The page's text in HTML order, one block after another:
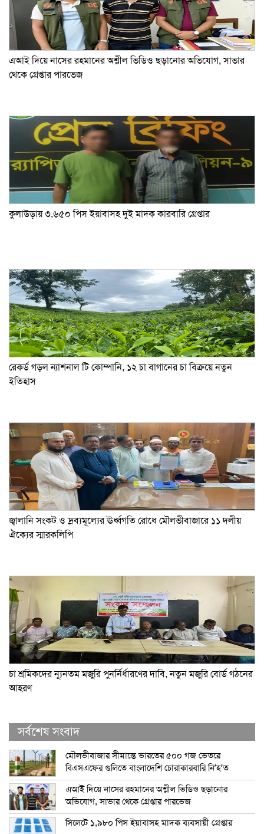
এআই দিয়ে নাসের রহমানের অশ্লীল ভিডিও ছড়ানোর অভিযোগ, সাভার
থেকে গ্রেপ্তার পারভেজ
কুলাউড়ায় ৩,৬৫০ পিস ইয়াবাসহ দুই মাদক কারবারি গ্রেপ্তার
রেকর্ড গড়ল ন্যাশনাল টি কোম্পানি, ১২ চা বাগানের চা বিক্রয়ে নতুন
ইতিহাস
জ্বালানি সংকট ও দ্রব্যমূল্যের ঊর্ধ্বগতি রোধে মৌলভীবাজারে ১১ দলীয়
ঐক্যের স্মারকলিপি
চা শ্রমিকদের ন্যূনতম মজুরি পুনর্নির্ধারণের দাবি, নতুন মজুরি বোর্ড গঠনের
আহরণ
সর্বশেষ সংবাদ
মৌলভীবাজার সীমান্তে ভারতের ৫০০ গজ ভেতরে
বিএসএফের গুলিতে বাংলাদেশি চোরাকারবারি নি’হ’ত
এআই দিয়ে নাসের রহমানের অশ্লীল ভিডিও ছড়ানোর
অভিযোগ, সাভার থেকে গ্রেপ্তার পারভেজ
সিলেটে ১,৯৮০ পিস ইয়াবাসহ মাদক ব্যবসায়ী গ্রেপ্তার